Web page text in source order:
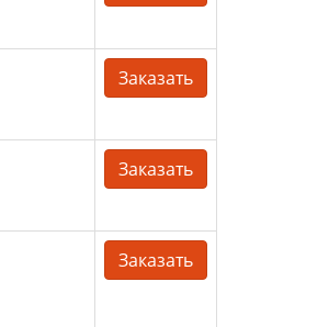
Заказать
Заказать
Заказать